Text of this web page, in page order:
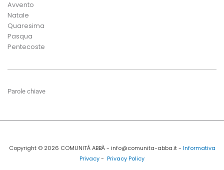
Avvento
Natale
Quaresima
Pasqua
Pentecoste
Parole chiave
Copyright © 2026 COMUNITÀ ABBÀ - info@comunita-abba.it - Informativa
Privacy - Privacy Policy